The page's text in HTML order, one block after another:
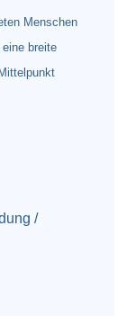
Menschen
breite
/